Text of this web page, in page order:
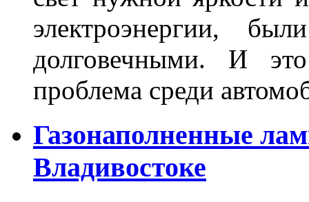
электроэнергии,
долговечными. И
проблема среди
Газонаполненные
Владивостоке